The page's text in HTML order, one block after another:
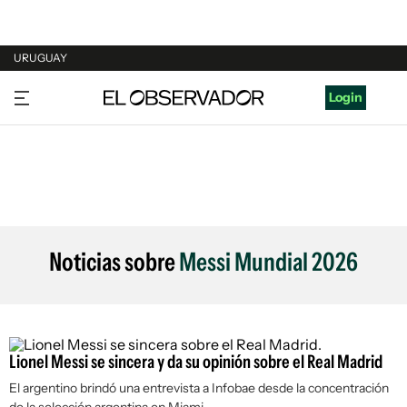
URUGUAY
URUGUAY
ARGENTINA
Login
Noticias sobreMessi Mundial 2026
Lionel Messi se sincera y da su opinión sobre el Real Madrid
El argentino brindó una entrevista a Infobae desde la concentración